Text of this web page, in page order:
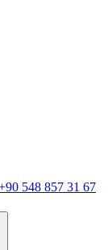
548 857 31 67